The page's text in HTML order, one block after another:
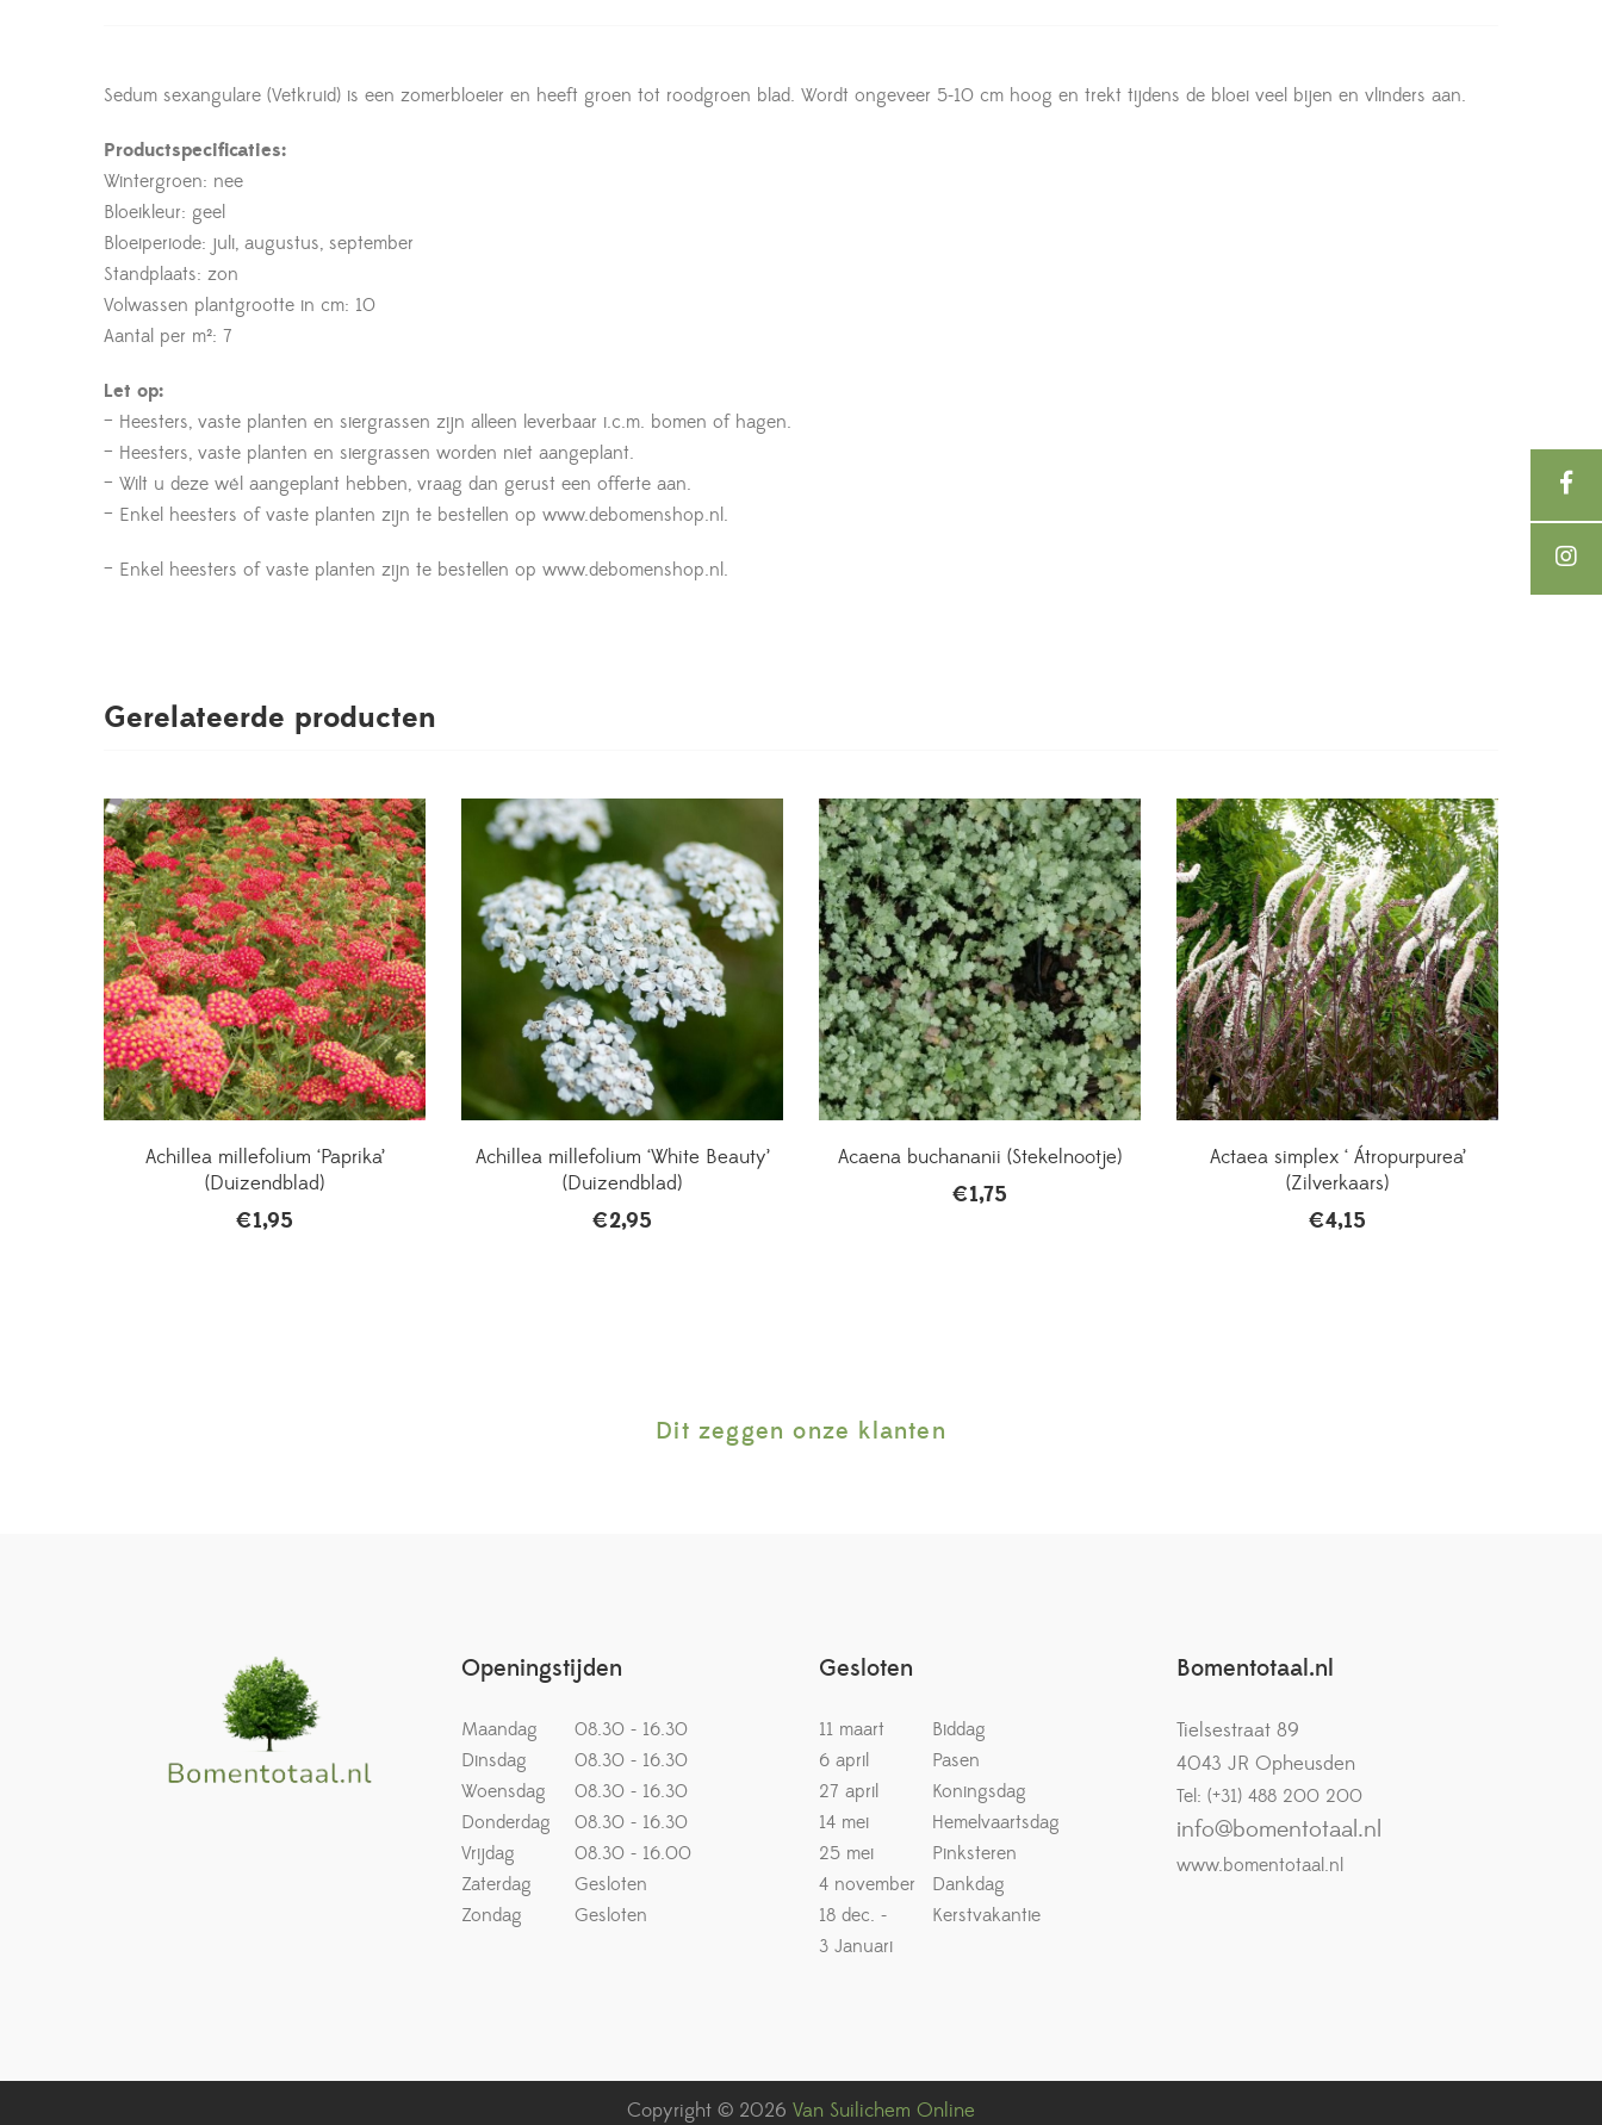
Sedum sexangulare (Vetkruid) is een zomerbloeier en heeft groen tot roodgroen blad. Wordt ongeveer 5-10 cm hoog en trekt tijdens de bloei veel bijen en vlinders aan.
Productspecificaties:
Wintergroen: nee
Bloeikleur: geel
Bloeiperiode: juli, augustus, september
Standplaats: zon
Volwassen plantgrootte in cm: 10
Aantal per m²: 7
Let op:
– Heesters, vaste planten en siergrassen zijn alleen leverbaar i.c.m. bomen of hagen.
– Heesters, vaste planten en siergrassen worden niet aangeplant.
– Wilt u deze wél aangeplant hebben, vraag dan gerust een offerte aan.
– Enkel heesters of vaste planten zijn te bestellen op www.debomenshop.nl.
– Enkel heesters of vaste planten zijn te bestellen op www.debomenshop.nl.
Gerelateerde producten
Achillea millefolium ‘Paprika’
(Duizendblad)
€1,95
Achillea millefolium ‘White Beauty’
(Duizendblad)
€2,95
Acaena buchananii (Stekelnootje)
€1,75
Actaea simplex ‘ Átropurpurea’
(Zilverkaars)
€4,15
Dit zeggen onze klanten
Openingstijden
Maandag
08.30 - 16.30
Dinsdag
08.30 - 16.30
Woensdag
08.30 - 16.30
Donderdag
08.30 - 16.30
Vrijdag
08.30 - 16.00
Zaterdag
Gesloten
Zondag
Gesloten
Gesloten
11 maart
Biddag
6 april
Pasen
27 april
Koningsdag
14 mei
Hemelvaartsdag
25 mei
Pinksteren
4 november
Dankdag
18 dec. -
Kerstvakantie
3 Januari
Bomentotaal.nl
Tielsestraat 89
4043 JR Opheusden
Tel: (+31) 488 200 200
info@bomentotaal.nl
www.bomentotaal.nl
Copyright © 2026 Van Suilichem Online